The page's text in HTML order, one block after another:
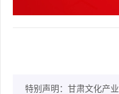
特别声明：甘肃文化产